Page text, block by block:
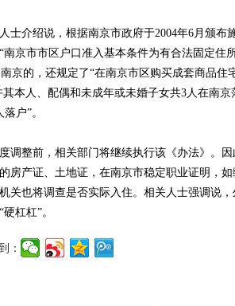
介绍说，根据南京市政府于2004年6月颁布
京市市区户口准入基本条件为有合法固定住
京的，还规定了“在南京市区购买成套商品住
本人、配偶和未成年或未婚子女共3人在南京
户”。
整前，相关部门将继续执行该《办法》。因
房产证、土地证，在南京市稳定职业证明，如
关也将调查是否实际入住。相关人士强调说
杠杠”。
：